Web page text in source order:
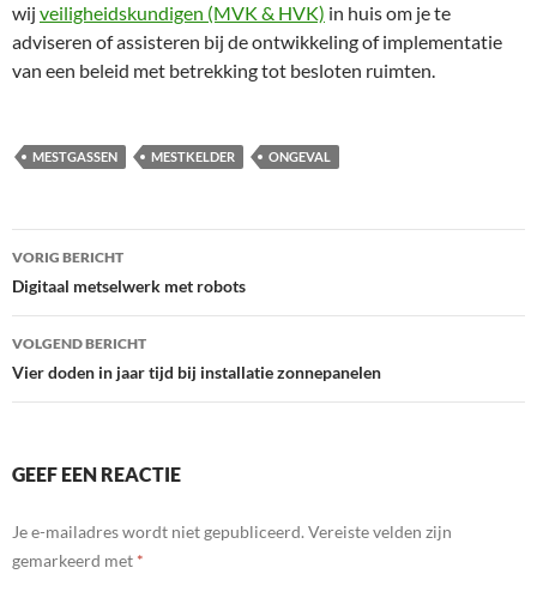
wij veiligheidskundigen (MVK & HVK) in huis om je te
adviseren of assisteren bij de ontwikkeling of implementatie
van een beleid met betrekking tot besloten ruimten.
MESTGASSEN MESTKELDER ONGEVAL
Bericht
navigatie
VORIG BERICHT
Digitaal metselwerk met robots
VOLGEND BERICHT
Vier doden in jaar tijd bij installatie zonnepanelen
GEEF EEN REACTIE
Je e-mailadres wordt niet gepubliceerd. Vereiste velden zijn
gemarkeerd met *